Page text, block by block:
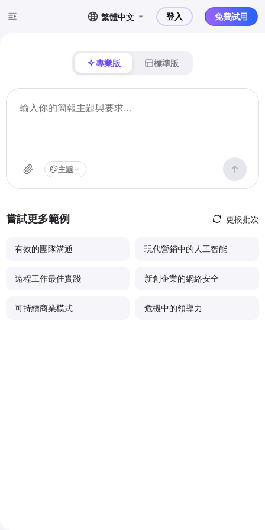
繁體中文 登入 免費試用
專業版 標準版
主題
嘗試更多範例 更換批次
有效的團隊溝通 現代營銷中的人工智能
遠程工作最佳實踐 新創企業的網絡安全
可持續商業模式 危機中的領導力